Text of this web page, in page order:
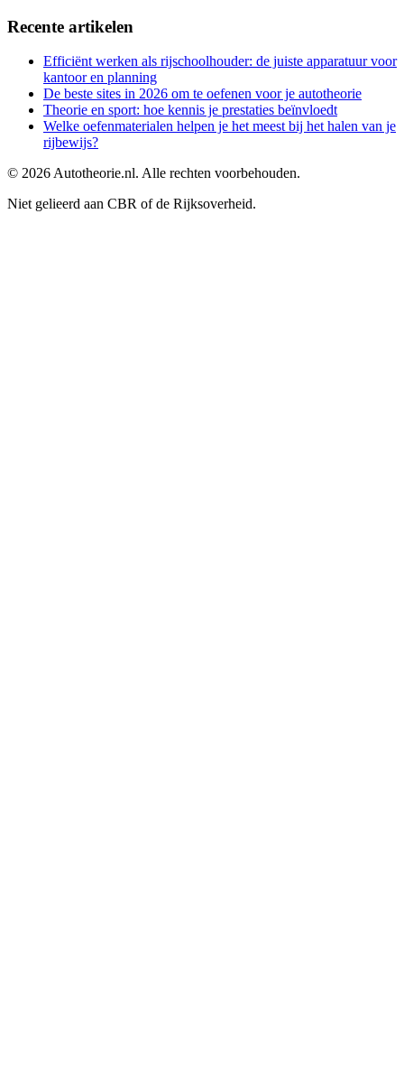
Recente artikelen
Efficiënt werken als rijschoolhouder: de juiste apparatuur voor
kantoor en planning
De beste sites in 2026 om te oefenen voor je autotheorie
Theorie en sport: hoe kennis je prestaties beïnvloedt
Welke oefenmaterialen helpen je het meest bij het halen van je
rijbewijs?
© 2026 Autotheorie.nl. Alle rechten voorbehouden.
Niet gelieerd aan CBR of de Rijksoverheid.